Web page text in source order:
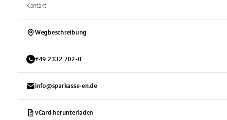
Kontakt
Wegbeschreibung
+49 2332 702-0
info@sparkasse-en.de
vCard herunterladen